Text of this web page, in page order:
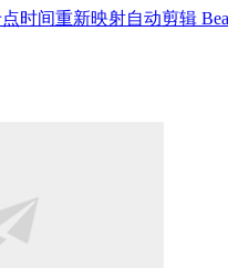
时间重新映射自动剪辑